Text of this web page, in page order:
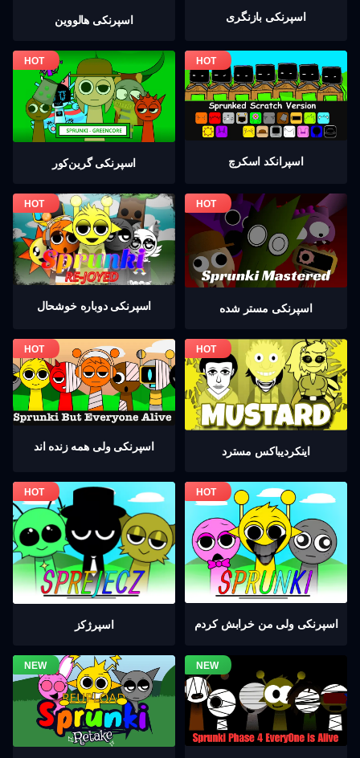
اسپرنکی هالووین اسپرنکی بازنگری
اسپرنکی گرين‌كور اسپرانکد اسکرچ
اسپرنکی دوباره خوشحال اسپرنکی مستر شده
اسپرنکی ولی همه زنده اند اینکردیباكس مسترد
اسپرژکز اسپرنکی ولی من خرابش کردم